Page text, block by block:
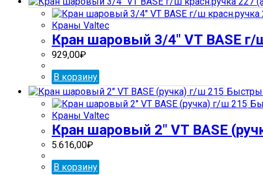
Краны Valtec
Кран шаровый 3/4″ VT BASE
929,00₽
В корзину
Краны Valtec
Кран шаровый 2″ VT BASE
5.616,00₽
В корзину